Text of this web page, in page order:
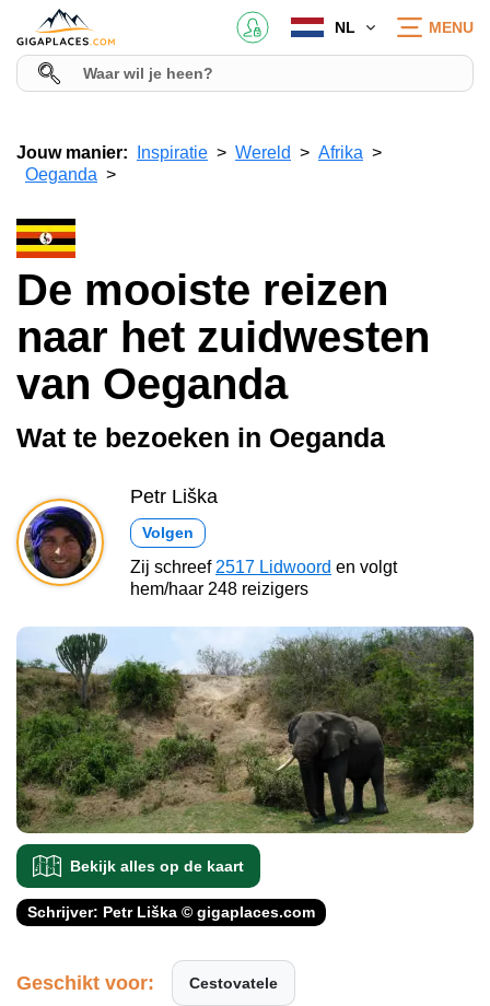
NL MENU
Jouw manier: Inspiratie Wereld
Afrika
Oeganda
De mooiste reizen
naar het zuidwesten
van Oeganda
Wat te bezoeken in Oeganda
Petr Liška
Volgen
Zij schreef 2517 Lidwoord en volgt
hem/haar 248 reizigers
Bekijk alles op de kaart
Schrijver: Petr Liška © gigaplaces.com
Geschikt voor: Cestovatele